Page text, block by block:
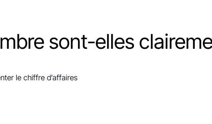
sont-elles
le chiffre d’affaires